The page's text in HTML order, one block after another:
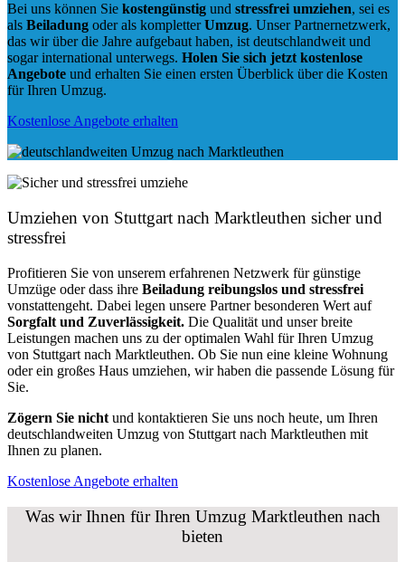
Bei uns können Sie kostengünstig und stressfrei umziehen, sei es
als Beiladung oder als kompletterUmzug. Unser Partnernetzwerk,
das wir über die Jahre aufgebaut haben, ist deutschlandweit und
sogar international unterwegs. Holen Sie sich jetzt kostenlose
Angebote und erhalten Sie einen ersten Überblick über die Kosten
für Ihren Umzug.
Kostenlose Angebote erhalten
Umziehen von Stuttgart nach Marktleuthen sicher und
stressfrei
Profitieren Sie von unserem erfahrenen Netzwerk für günstige
Umzüge oder dass ihre Beiladung reibungslos und stressfrei
vonstattengeht. Dabei legen unsere Partner besonderen Wert auf
Sorgfalt und Zuverlässigkeit. Die Qualität und unser breite
Leistungen machen uns zu der optimalen Wahl für Ihren Umzug
von Stuttgart nach Marktleuthen. Ob Sie nun eine kleine Wohnung
oder ein großes Haus umziehen, wir haben die passende Lösung für
Sie.
Zögern Sie nicht und kontaktieren Sie uns noch heute, um Ihren
deutschlandweiten Umzug von Stuttgart nach Marktleuthen mit
Ihnen zu planen.
Kostenlose Angebote erhalten
Was wir Ihnen für Ihren Umzug Marktleuthen nach
bieten